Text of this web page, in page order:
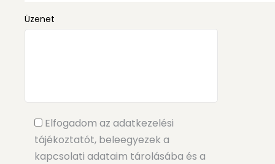
Üzenet
Elfogadom az adatkezelési
tájékoztatót, beleegyezek a
kapcsolati adataim tárolásába és a